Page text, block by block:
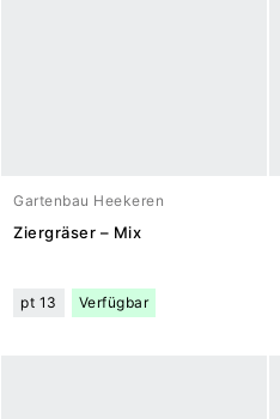
Gartenbau Heekeren
Ziergräser – Mix
pt 13 Verfügbar